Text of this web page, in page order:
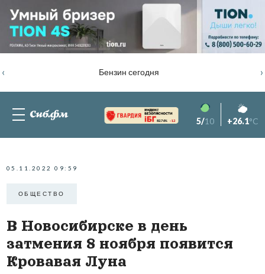
Бензин сегодня
‹ ›
82.76% -1.2 5/10 +26.1°C
05.11.2022 09:59
ОБЩЕСТВО
В Новосибирске в день
затмения 8 ноября появится
Кровавая Луна